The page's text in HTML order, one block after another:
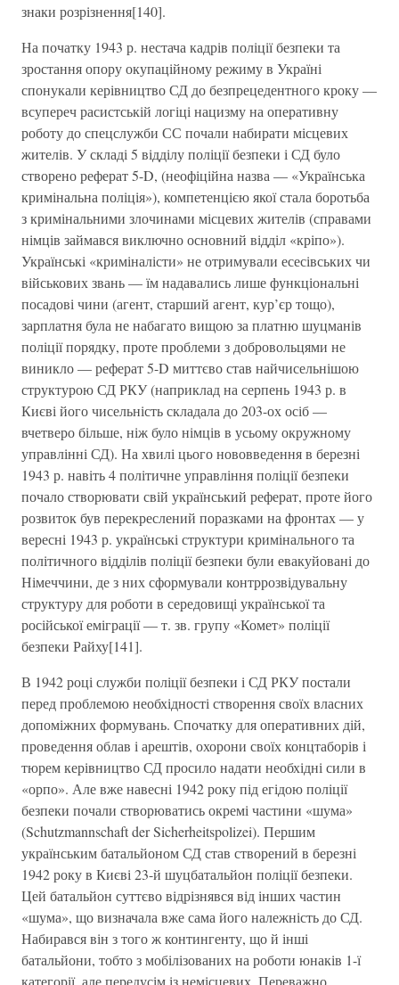
знаки розрізнення[140].
На початку 1943 р. нестача кадрів поліції безпеки та
зростання опору окупаційному режиму в Україні
спонукали керівництво СД до безпрецедентного кроку —
всупереч расистській логіці нацизму на оперативну
роботу до спецслужби СС почали набирати місцевих
жителів. У складі 5 відділу поліції безпеки і СД було
створено реферат 5-D, (неофіційна назва — «Українська
кримінальна поліція»), компетенцією якої стала боротьба
з кримінальними злочинами місцевих жителів (справами
німців займався виключно основний відділ «кріпо»).
Українські «криміналісти» не отримували есесівських чи
військових звань — їм надавались лише функціональні
посадові чини (агент, старший агент, кур’єр тощо),
зарплатня була не набагато вищою за платню шуцманів
поліції порядку, проте проблеми з добровольцями не
виникло — реферат 5-D миттєво став найчисельнішою
структурою СД РКУ (наприклад на серпень 1943 р. в
Києві його чисельність складала до 203-ох осіб —
вчетверо більше, ніж було німців в усьому окружному
управлінні СД). На хвилі цього нововведення в березні
1943 р. навіть 4 політичне управління поліції безпеки
почало створювати свій український реферат, проте його
розвиток був перекреслений поразками на фронтах — у
вересні 1943 р. українські структури кримінального та
політичного відділів поліції безпеки були евакуйовані до
Німеччини, де з них сформували контррозвідувальну
структуру для роботи в середовищі української та
російської еміграції — т. зв. групу «Комет» поліції
безпеки Райху[141].
В 1942 році служби поліції безпеки і СД РКУ постали
перед проблемою необхідності створення своїх власних
допоміжних формувань. Спочатку для оперативних дій,
проведення облав і арештів, охорони своїх концтаборів і
тюрем керівництво СД просило надати необхідні сили в
«орпо». Але вже навесні 1942 року під егідою поліції
безпеки почали створюватись окремі частини «шума»
(Schutzmannschaft der Sicherheitspolizei). Першим
українським батальйоном СД став створений в березні
1942 року в Києві 23-й шуцбатальйон поліції безпеки.
Цей батальйон суттєво відрізнявся від інших частин
«шума», що визначала вже сама його належність до СД.
Набирався він з того ж контингенту, що й інші
батальйони, тобто з мобілізованих на роботи юнаків 1-ї
категорії, але передусім із немісцевих. Переважно